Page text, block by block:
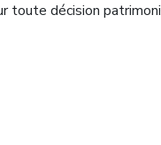
toute décision